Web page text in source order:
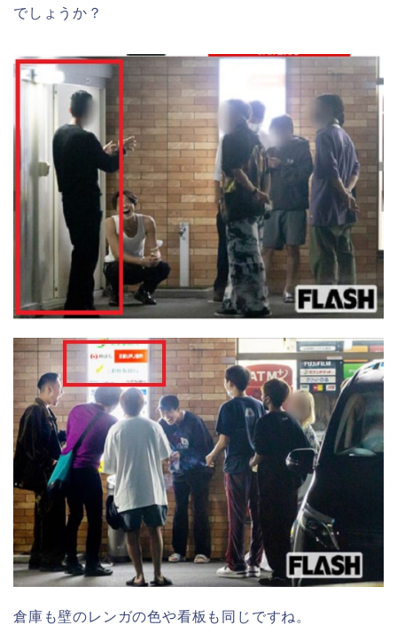
でしょうか？
倉庫も壁のレンガの色や看板も同じですね。